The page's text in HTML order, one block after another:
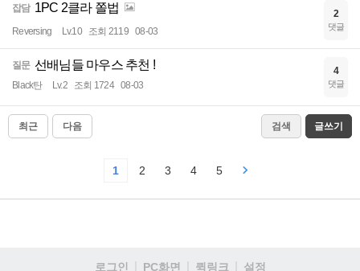
잡담 1PC 2클라 쫄법
Reversing Lv.10 조회 2119 08-03
2
댓글
질문 선배님들 마우스 추천 !
Black탄 Lv.2 조회 1724 08-03
4
댓글
최근 다음 검색 글쓰기
1 2 3 4 5
로그인 PC화면 퀵링크
설정